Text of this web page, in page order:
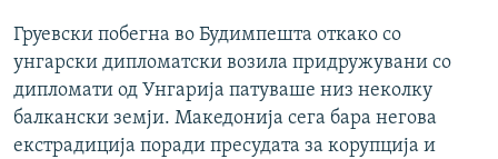
Груевски побегна во Будимпешта откако со
унгарски дипломатски возила придружувани со
дипломати од Унгарија патуваше низ неколку
балкански земји. Македонија сега бара негова
екстрадиција поради пресудата за корупција и